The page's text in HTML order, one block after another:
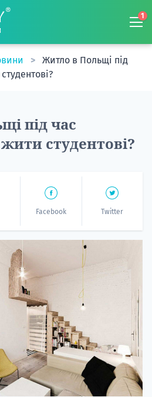
1
Житло в Польщі під
під час
студентові?
Facebook Twitter
20.09